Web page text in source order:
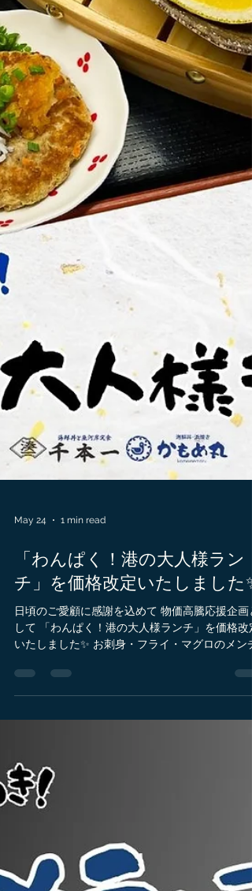
May 24 1 min read
チ」を価格改定いたしました✨
日頃のご愛顧に感謝を込めて 物価高騰応援企画
して 「わんぱく！港の大人様ランチ」を価格改
たっぷりの盛り合わせ定食です🐟 これまで3,800
円でご提供しておりましたが このたび3,300円に
お楽しみいただけます🍽️ 港の景色を感じながら